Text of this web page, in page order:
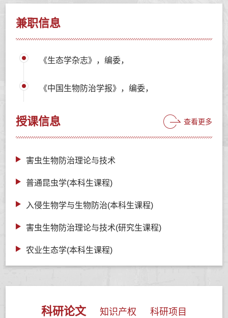
兼职信息
《生态学杂志》，编委，
《中国生物防治学报》，编委，
授课信息 查看更多
害虫生物防治理论与技术
普通昆虫学(本科生课程)
入侵生物学与生物防治(本科生课程)
害虫生物防治理论与技术(研究生课程)
农业生态学(本科生课程)
科研论文 知识产权 科研项目